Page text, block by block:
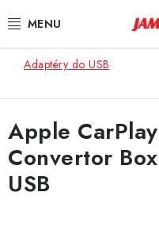
na
STŘEŠNÍ NOSIČE
STŘEŠNÍ BOXY
KOČÁRKY
Adaptéry do USB
Apple
Convertor
USB